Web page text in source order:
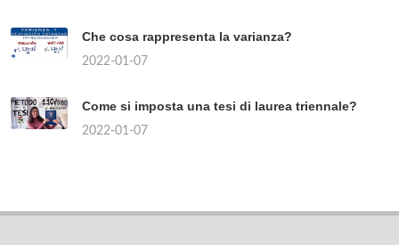
Che cosa rappresenta la varianza?
2022-01-07
Come si imposta una tesi di laurea triennale?
2022-01-07